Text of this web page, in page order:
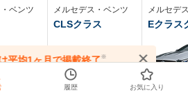
ベンツ メルセデス・ベンツ
CLSクラス
メルセデ
Eクラス
平均1ヶ月で掲載終了※
にお問い合わせください
履歴 お気に入り